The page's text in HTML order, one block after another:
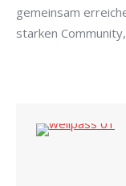
gemeinsam
starken